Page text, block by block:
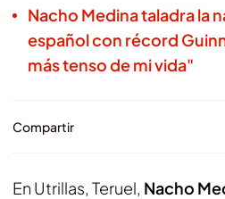
Nacho Medina taladra la
español con récord
más tenso de mi vida"
Compartir
En Utrillas, Teruel, Nacho